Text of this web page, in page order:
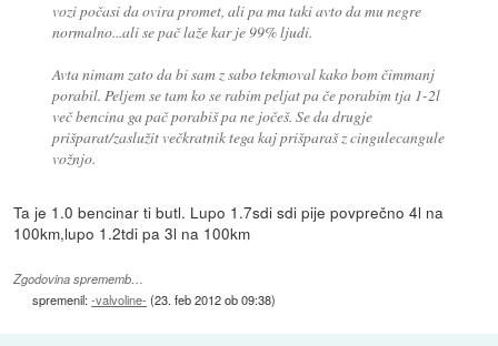
vozi počasi da ovira promet, ali pa ma taki avto da mu negre
normalno...ali se pač laže kar je 99% ljudi.
Avta nimam zato da bi sam z sabo tekmoval kako bom čimmanj
porabil. Peljem se tam ko se rabim peljat pa če porabim tja 1-2l
več bencina ga pač porabiš pa ne jočeš. Se da drugje
prišparat/zaslužit večkratnik tega kaj prišparaš z cingulecangule
vožnjo.
Ta je 1.0 bencinar ti butl. Lupo 1.7sdi sdi pije povprečno 4l na
100km,lupo 1.2tdi pa 3l na 100km
Zgodovina sprememb…
spremenil:-valvoline- (23. feb 2012 ob 09:38)